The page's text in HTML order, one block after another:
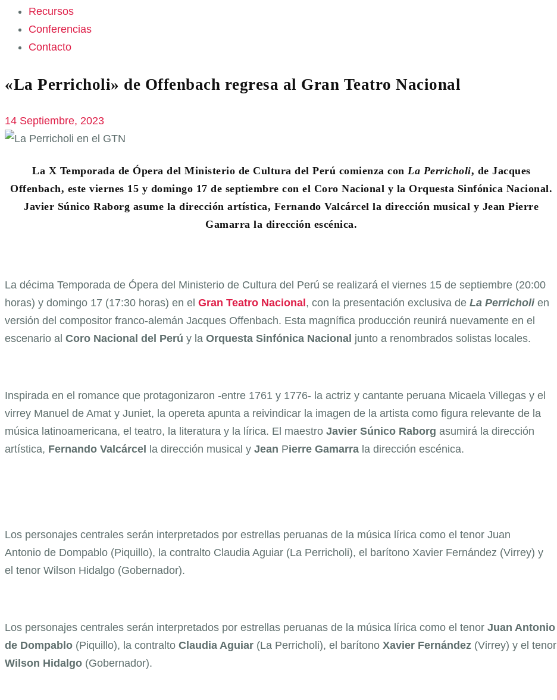
Recursos
Conferencias
Contacto
«La Perricholi» de Offenbach regresa al Gran Teatro Nacional
14 Septiembre, 2023
La X Temporada de Ópera del Ministerio de Cultura del Perú comienza con La Perricholi, de Jacques
Offenbach, este viernes 15 y domingo 17 de septiembre con el Coro Nacional y la Orquesta Sinfónica Nacional.
Javier Súnico Raborg asume la dirección artística, Fernando Valcárcel la dirección musical y Jean Pierre
Gamarra la dirección escénica.
La décima Temporada de Ópera del Ministerio de Cultura del Perú se realizará el viernes 15 de septiembre (20:00
horas) y domingo 17 (17:30 horas) en el Gran Teatro Nacional, con la presentación exclusiva de La Perricholien
versión del compositor franco-alemán Jacques Offenbach. Esta magnífica producción reunirá nuevamente en el
escenario al Coro Nacional del Perú y la Orquesta Sinfónica Nacional junto a renombrados solistas locales.
Inspirada en el romance que protagonizaron -entre 1761 y 1776- la actriz y cantante peruana Micaela Villegas y el
virrey Manuel de Amat y Juniet, la opereta apunta a reivindicar la imagen de la artista como figura relevante de la
música latinoamericana, el teatro, la literatura y la lírica. El maestro Javier Súnico Raborg asumirá la dirección
artística, Fernando Valcárcel la dirección musical y Jean Pierre Gamarra la dirección escénica.
Los personajes centrales serán interpretados por estrellas peruanas de la música lírica como el tenor Juan
Antonio de Dompablo (Piquillo), la contralto Claudia Aguiar (La Perricholi), el barítono Xavier Fernández (Virrey) y
el tenor Wilson Hidalgo (Gobernador).
Los personajes centrales serán interpretados por estrellas peruanas de la música lírica como el tenor Juan Antonio
de Dompablo (Piquillo), la contralto Claudia Aguiar (La Perricholi), el barítono Xavier Fernández (Virrey) y el tenor
Wilson Hidalgo (Gobernador).